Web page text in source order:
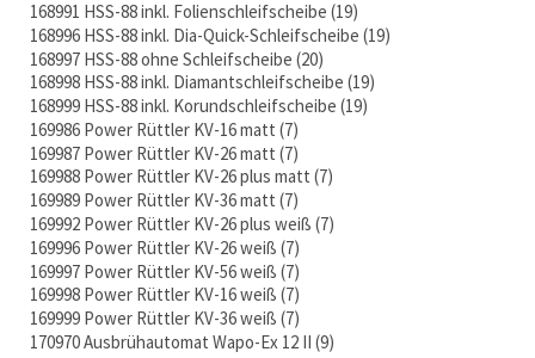
168991 HSS-88 inkl. Folienschleifscheibe 19
168996 HSS-88 inkl. Dia-Quick-Schleifscheibe 19
168997 HSS-88 ohne Schleifscheibe 20
168998 HSS-88 inkl. Diamantschleifscheibe 19
168999 HSS-88 inkl. Korundschleifscheibe 19
169986 Power Rüttler KV-16 matt 7
169987 Power Rüttler KV-26 matt 7
169988 Power Rüttler KV-26 plus matt 7
169989 Power Rüttler KV-36 matt 7
169992 Power Rüttler KV-26 plus weiß 7
169996 Power Rüttler KV-26 weiß 7
169997 Power Rüttler KV-56 weiß 7
169998 Power Rüttler KV-16 weiß 7
169999 Power Rüttler KV-36 weiß 7
170970 Ausbrühautomat Wapo-Ex 12 II 9